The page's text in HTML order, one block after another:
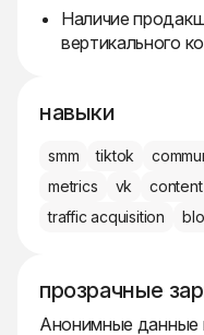
Наличие
вертикального
навыки
smm tiktok
metrics
vk
traffic acquisition
прозрачные
Анонимные данные